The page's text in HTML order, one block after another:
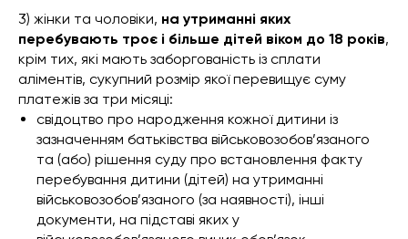
3) жінки та чоловіки, на утриманні яких
перебувають троє і більше дітей віком до 18 років,
крім тих, які мають заборгованість із сплати
аліментів, сукупний розмір якої перевищує суму
платежів за три місяці:
свідоцтво про народження кожної дитини із
зазначенням батьківства військовозобов’язаного
та (або) рішення суду про встановлення факту
перебування дитини (дітей) на утриманні
військовозобов’язаного (за наявності), інші
документи, на підставі яких у